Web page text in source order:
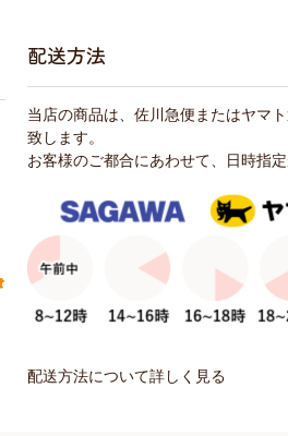
配送方法
当店の商品は、佐川急便またはヤマ
致します。
お客様のご都合にあわせて、日時指定
配送方法について詳しく見る